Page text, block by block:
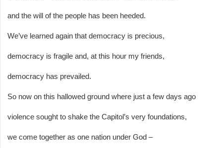
and the will of the people has been heeded.
We’ve learned again that democracy is precious,
democracy is fragile and, at this hour my friends,
democracy has prevailed.
So now on this hallowed ground where just a few days ago
violence sought to shake the Capitol’s very foundations,
we come together as one nation under God –